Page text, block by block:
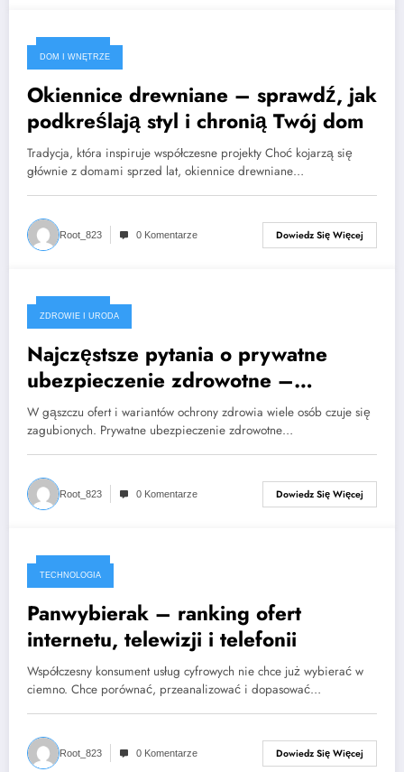
2025-04-24
DOM I WNĘTRZE
Okiennice drewniane – sprawdź, jak
podkreślają styl i chronią Twój dom
Tradycja, która inspiruje współczesne projekty Choć kojarzą się
głównie z domami sprzed lat, okiennice drewniane…
Root_823 0 Komentarze Dowiedz Się Więcej
2025-04-23
ZDROWIE I URODA
Najczęstsze pytania o prywatne
ubezpieczenie zdrowotne –
odpowiedzi i porady
W gąszczu ofert i wariantów ochrony zdrowia wiele osób czuje się
zagubionych. Prywatne ubezpieczenie zdrowotne…
Root_823 0 Komentarze Dowiedz Się Więcej
2025-04-12
TECHNOLOGIA
Panwybierak – ranking ofert
internetu, telewizji i telefonii
Współczesny konsument usług cyfrowych nie chce już wybierać w
ciemno. Chce porównać, przeanalizować i dopasować…
Root_823 0 Komentarze Dowiedz Się Więcej